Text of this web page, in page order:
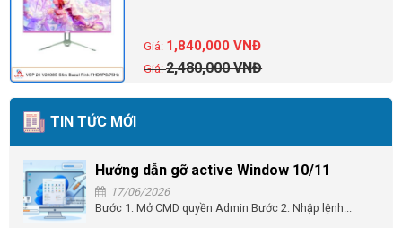
2,480,000VNĐ
1,840,000VNĐ
TIN TỨC MỚI
Hướng dẫn gỡ active Window 10/11
17/06/2026
Bước 1: Mở CMD quyền Admin Bước 2: Nhập lệnh...